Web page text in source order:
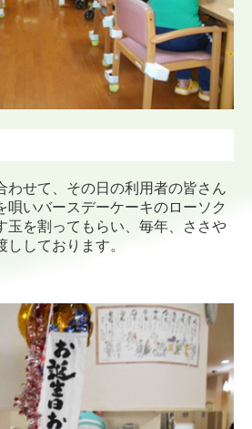
わせて、その日の利用者の皆さん
唄いバースデーケーキのローソク
玉を割ってもらい、毎年、ささや
ししております。